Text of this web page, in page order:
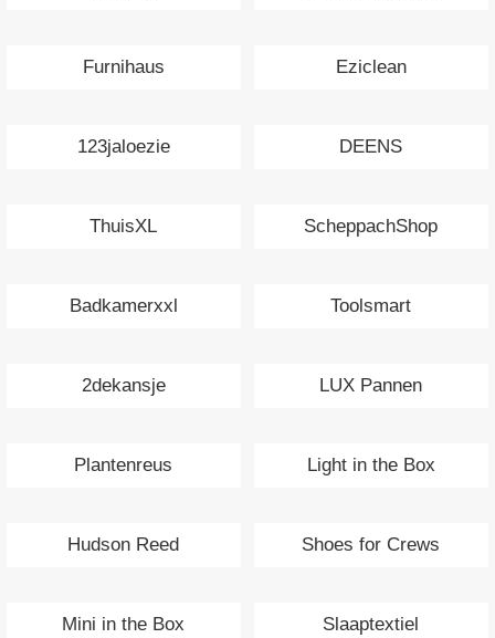
Furnihaus Eziclean
123jaloezie DEENS
ThuisXL ScheppachShop
Badkamerxxl Toolsmart
2dekansje LUX Pannen
Plantenreus Light in the Box
Hudson Reed Shoes for Crews
Mini in the Box Slaaptextiel